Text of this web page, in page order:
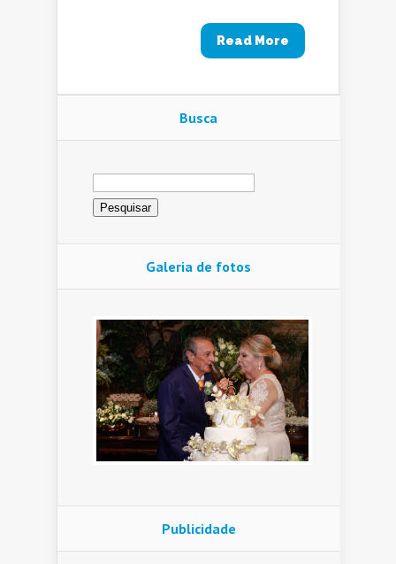
Read More
Busca
Pesquisar
por:
Galeria de fotos
Publicidade